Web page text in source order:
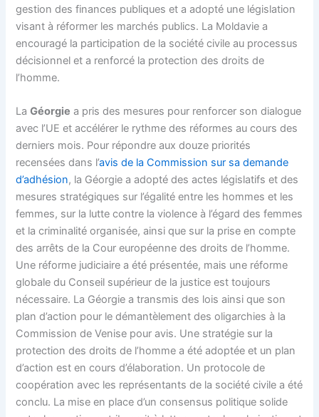
gestion des finances publiques et a adopté une législation
visant à réformer les marchés publics. La Moldavie a
encouragé la participation de la société civile au processus
décisionnel et a renforcé la protection des droits de
l’homme.
LaGéorgie a pris des mesures pour renforcer son dialogue
avec l’UE et accélérer le rythme des réformes au cours des
derniers mois. Pour répondre aux douze priorités
recensées dans l’avis de la Commission sur sa demande
d’adhésion, la Géorgie a adopté des actes législatifs et des
mesures stratégiques sur l’égalité entre les hommes et les
femmes, sur la lutte contre la violence à l’égard des femmes
et la criminalité organisée, ainsi que sur la prise en compte
des arrêts de la Cour européenne des droits de l’homme.
Une réforme judiciaire a été présentée, mais une réforme
globale du Conseil supérieur de la justice est toujours
nécessaire. La Géorgie a transmis des lois ainsi que son
plan d’action pour le démantèlement des oligarchies à la
Commission de Venise pour avis. Une stratégie sur la
protection des droits de l’homme a été adoptée et un plan
d’action est en cours d’élaboration. Un protocole de
coopération avec les représentants de la société civile a été
conclu. La mise en place d’un consensus politique solide